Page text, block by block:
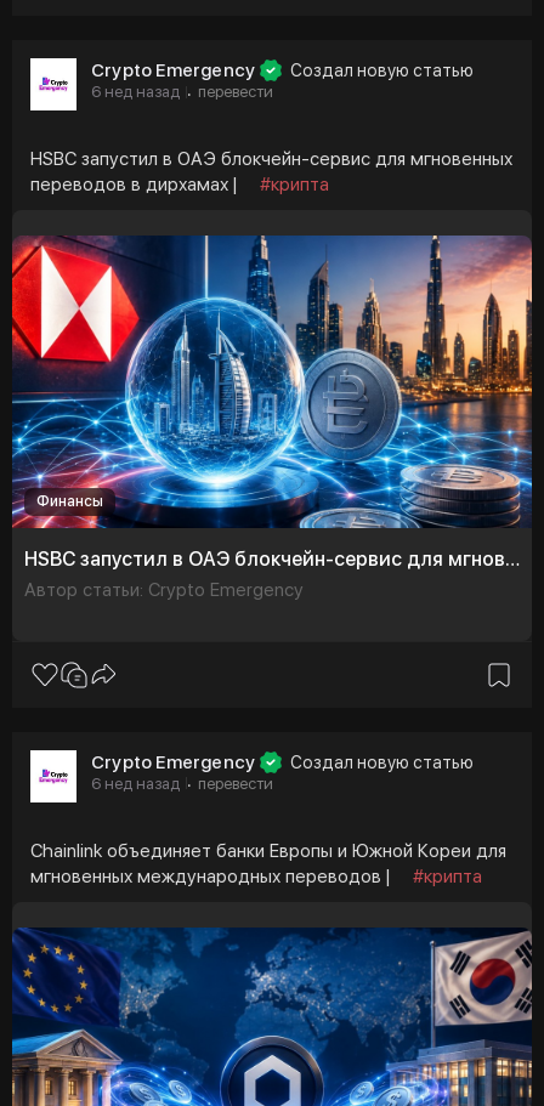
Crypto Emergency Создал новую статью
6 нед назад · перевести
HSBC запустил в ОАЭ блокчейн-сервис для мгновенных
переводов в дирхамах |
#крипта
Финансы
HSBC запустил в ОАЭ блокчейн-сервис для мгновенных переводов в дирхамах
Автор статьи: Crypto Emergency
Crypto Emergency Создал новую статью
6 нед назад · перевести
Chainlink объединяет банки Европы и Южной Кореи для
мгновенных международных переводов |
#крипта